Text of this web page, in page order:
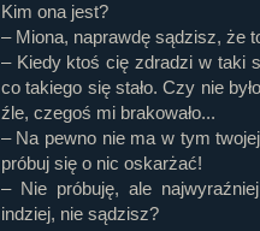
Kim ona jest?
– Miona, naprawdę sądzisz, że
– Kiedy ktoś cię zdradzi w taki
co takiego się stało. Czy nie
źle, czegoś mi brakowało...
– Na pewno nie ma w tym
próbuj się o nic oskarżać!
– Nie próbuję, ale
indziej, nie sądzisz?